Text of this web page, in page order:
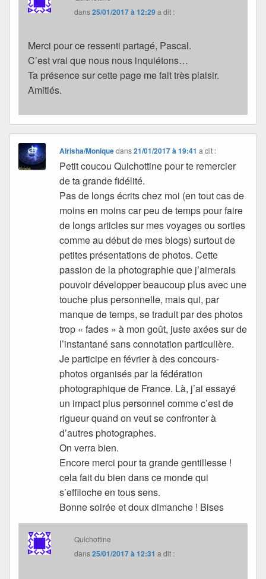
dans25/01/2017 à 12:29a dit :
Merci pour ce ressenti partagé, Pascal.
C’est vrai que nous nous inquiétons…
Ta présence sur cette page me fait très plaisir.
Amitiés.
Alrisha/Moniquedans21/01/2017 à 19:41 a dit :
Petit coucou Quichottine pour te remercier
de ta grande fidélité.
Pas de longs écrits chez moi (en tout cas de
moins en moins car peu de temps pour faire
de longs articles sur mes voyages ou sorties
comme au début de mes blogs) surtout de
petites présentations de photos. Cette
passion de la photographie que j’aimerais
pouvoir développer beaucoup plus avec une
touche plus personnelle, mais qui, par
manque de temps, se traduit par des photos
trop « fades » à mon goût, juste axées sur de
l’instantané sans connotation particulière.
Je participe en février à des concours-
photos organisés par la fédération
photographique de France. Là, j’ai essayé
un impact plus personnel comme c’est de
rigueur quand on veut se confronter à
d’autres photographes.
On verra bien.
Encore merci pour ta grande gentillesse !
cela fait du bien dans ce monde qui
s’effiloche en tous sens.
Bonne soirée et doux dimanche ! Bises
Quichottine
dans25/01/2017 à 12:31 a dit :